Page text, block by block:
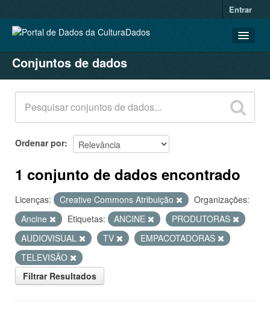
Entrar
CONJUNTOS DE DADOS
ORGANIZAÇÕES
GRUPOS
SOBRE
Conjuntos de dados
Ordenar por
1 conjunto de dados encontrado
Licenças: Creative Commons Atribuição
Organizações:
Ancine
Etiquetas: ANCINE
PRODUTORAS
AUDIOVISUAL
TV
EMPACOTADORAS
TELEVISÃO
Filtrar Resultados